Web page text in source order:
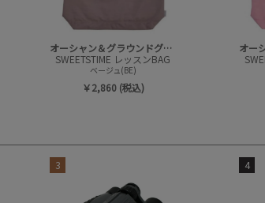
オーシャン＆グラウンドグッズ
SWEETSTIME レッスンBAG
ベージュ(BE)
￥2,860 (税込)
3 4